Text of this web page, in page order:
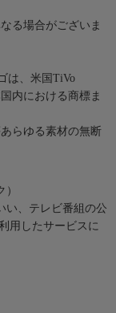
る場合がございま
は、米国TiVo
内における商標ま
らゆる素材の無断
い、テレビ番組の公
用したサービスに